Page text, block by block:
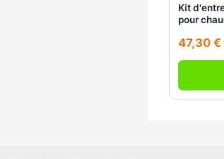
Kit
pour
47,30 €